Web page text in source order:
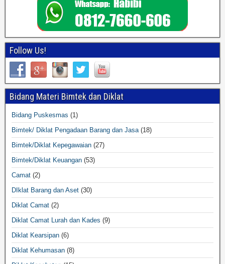
Follow Us!
Bidang Materi Bimtek dan Diklat
Bidang Puskesmas (1)
Bimtek/ Diklat Pengadaan Barang dan Jasa (18)
Bimtek/Diklat Kepegawaian (27)
Bimtek/Diklat Keuangan (53)
Camat (2)
DIklat Barang dan Aset (30)
Diklat Camat (2)
Diklat Camat Lurah dan Kades (9)
Diklat Kearsipan (6)
Diklat Kehumasan (8)